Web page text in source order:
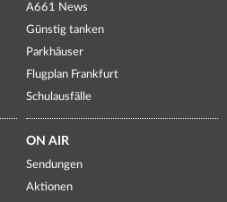
A661 News
Günstig tanken
Parkhäuser
Flugplan Frankfurt
Schulausfälle
ON AIR
Sendungen
Aktionen